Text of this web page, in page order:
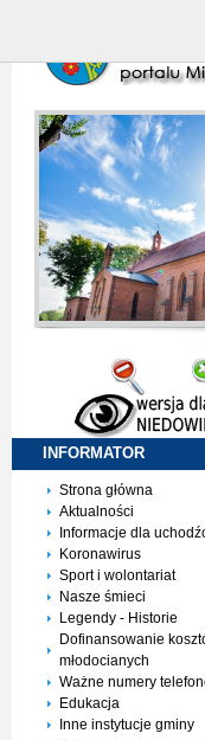
INFORMATOR
Strona główna
Aktualności
Informacje dla
Koronawirus
Sport i wolontariat
Nasze śmieci
Legendy - Historie
Dofinansowanie
młodocianych
Ważne numery
Edukacja
Inne instytucje gminy